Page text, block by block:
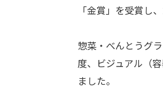
「金賞」を受賞し
惣菜・べんとうグ
度、ビジュアル（
ました。